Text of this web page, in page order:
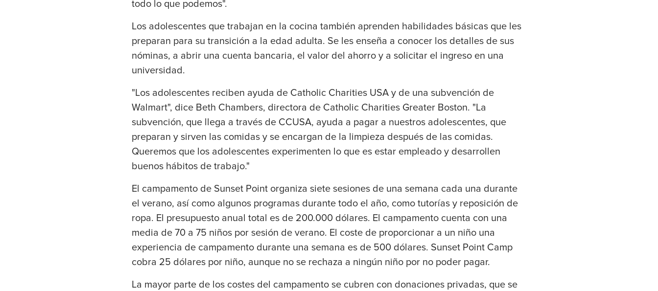
todo lo que podemos".
Los adolescentes que trabajan en la cocina también aprenden habilidades básicas que les
preparan para su transición a la edad adulta. Se les enseña a conocer los detalles de sus
nóminas, a abrir una cuenta bancaria, el valor del ahorro y a solicitar el ingreso en una
universidad.
"Los adolescentes reciben ayuda de Catholic Charities USA y de una subvención de
Walmart", dice Beth Chambers, directora de Catholic Charities Greater Boston. "La
subvención, que llega a través de CCUSA, ayuda a pagar a nuestros adolescentes, que
preparan y sirven las comidas y se encargan de la limpieza después de las comidas.
Queremos que los adolescentes experimenten lo que es estar empleado y desarrollen
buenos hábitos de trabajo."
El campamento de Sunset Point organiza siete sesiones de una semana cada una durante
el verano, así como algunos programas durante todo el año, como tutorías y reposición de
ropa. El presupuesto anual total es de 200.000 dólares. El campamento cuenta con una
media de 70 a 75 niños por sesión de verano. El coste de proporcionar a un niño una
experiencia de campamento durante una semana es de 500 dólares. Sunset Point Camp
cobra 25 dólares por niño, aunque no se rechaza a ningún niño por no poder pagar.
La mayor parte de los costes del campamento se cubren con donaciones privadas, que se